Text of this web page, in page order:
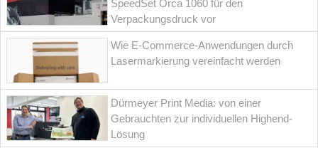
SpeedSet Orca 1060 für den
Verpackungsdruck vor
Wie E-Commerce-Anwendungen durch
Lasermarkierung vereinfacht werden
Dürmeyer Print Media: von einer
Gebrauchten zur individuellen Highend-
Lösung